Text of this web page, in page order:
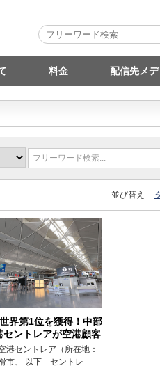
料金 配信先メ
フリーワード検索...
並び替え
界第1位を獲得！中部
セントレアが空港顧客
評価3部門で世界第1
港セントレア（所在地：
市、 以下「セントレ